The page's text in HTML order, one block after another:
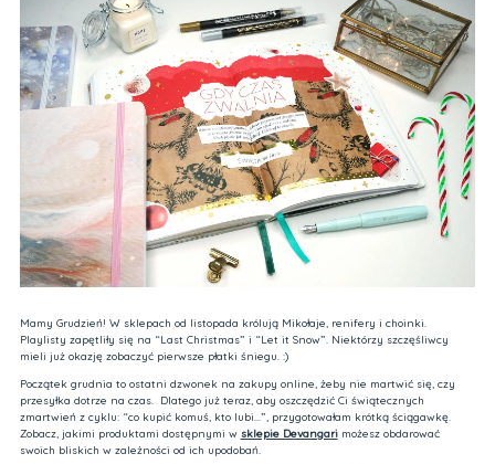
Mamy Grudzień! W sklepach od listopada królują Mikołaje, renifery i choinki.
Playlisty zapętliły się na “Last Christmas” i “Let it Snow”. Niektórzy szczęśliwcy
mieli już okazję zobaczyć pierwsze płatki śniegu. :)
Początek grudnia to ostatni dzwonek na zakupy online, żeby nie martwić się, czy
przesyłka dotrze na czas. Dlatego już teraz, aby oszczędzić Ci świątecznych
zmartwień z cyklu: “co kupić komuś, kto lubi...”, przygotowałam krótką ściągawkę.
Zobacz, jakimi produktami dostępnymi w sklepie Devangarimożesz obdarować
swoich bliskich w zależności od ich upodobań.